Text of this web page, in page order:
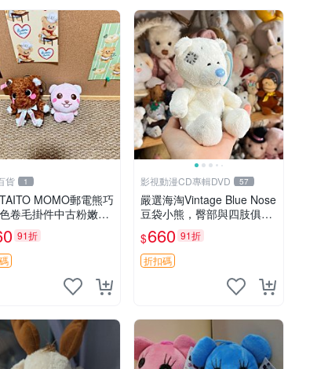
貨 1
MOMO郵電熊巧
卷毛掛件中古粉嫩玩
瑕推薦 postpet momo
中古玩偶
91折
影視動漫CD專輯DVD 57
嚴選海淘Vintage Blue Nose
豆袋小熊，臀部與四肢俱
全，坐高11公分，附原盒與
吊牌收藏。藍鼻子小熊，值
得擁有 玩具 憶熊
$660 91折
折扣碼